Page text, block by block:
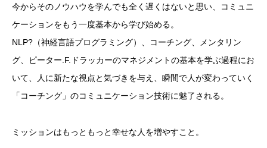
今からそのノウハウを学んでも全く遅くはないと思い、コミュニ
ケーションをもう一度基本から学び始める。
NLP?（神経言語プログラミング）、コーチング、メンタリン
グ、ピーター.F.ドラッカーのマネジメントの基本を学ぶ過程にお
いて、人に新たな視点と気づきを与え、瞬間で人が変わっていく
「コーチング」のコミュニケーション技術に魅了される。
ミッションはもっともっと幸せな人を増やすこと。